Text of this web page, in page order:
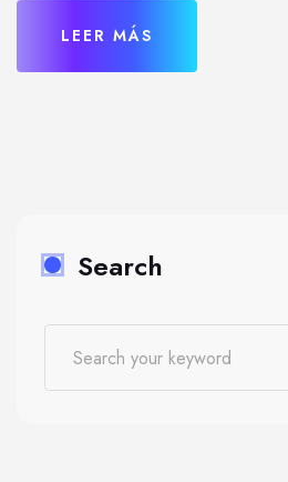
LEER MÁS
Search